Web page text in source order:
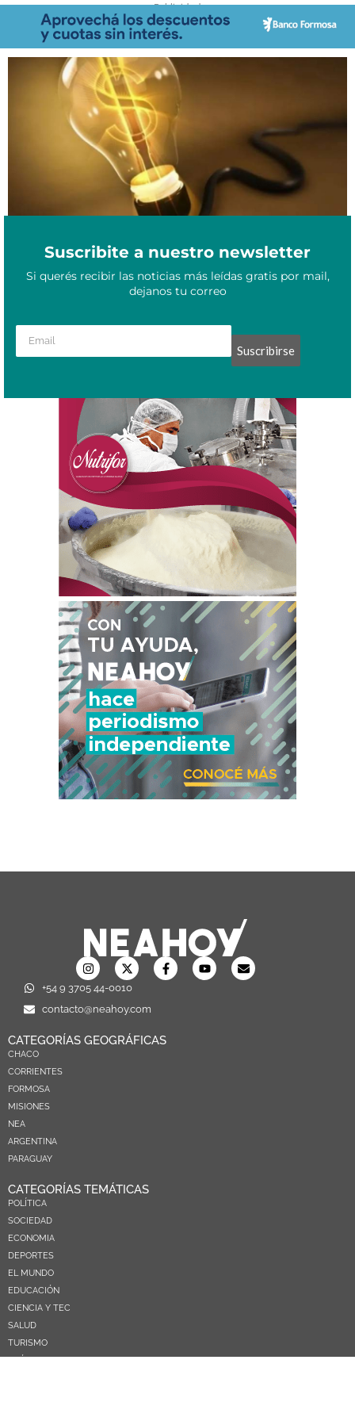
- Publicidad -
Chaco: habrá nuevos aumentos en la tarifa de luz desde junio
Suscribite a nuestro newsletter
Si querés recibir las noticias más leídas gratis por mail,
dejanos tu correo
Suscribirse
+54 9 3705 44-0010
contacto@neahoy.com
CATEGORÍAS GEOGRÁFICAS
CHACO
CORRIENTES
FORMOSA
MISIONES
NEA
ARGENTINA
PARAGUAY
CATEGORÍAS TEMÁTICAS
POLÍTICA
SOCIEDAD
ECONOMIA
DEPORTES
EL MUNDO
EDUCACIÓN
CIENCIA Y TEC
SALUD
TURISMO